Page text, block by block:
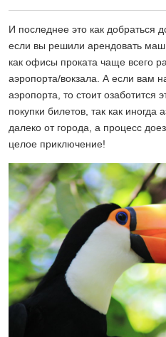
И последнее это как добраться
если вы решили арендовать
как офисы проката чаще всего
аэропорта/вокзала. А если вам
аэропорта, то стоит озаботится
покупки билетов, так как иногда
далеко от города, а процесс
целое приключение!